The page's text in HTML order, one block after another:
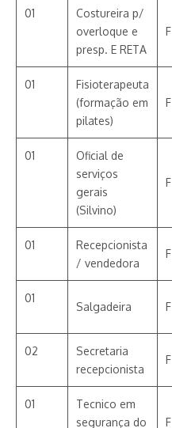
01
Costureira p/
overloque e
presp. E RETA
F
01
Fisioterapeuta
(formação em
pilates)
F
01
Oficial de
serviços
gerais
(Silvino)
F
01
Recepcionista
/ vendedora
F
01
Salgadeira F
02
Secretaria
recepcionista
F
01
Tecnico em
segurança do
F